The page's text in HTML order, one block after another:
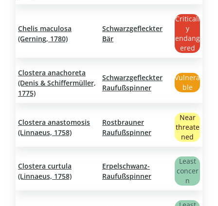
Chelis maculosa
(Gerning, 1780)
Schwarzgefleckter
Bär
Criticall
y
endang
ered
Clostera anachoreta
(Denis & Schiffermüller,
1775)
Schwarzgefleckter
Raufußspinner
Vulnera
ble
Clostera anastomosis
(Linnaeus, 1758)
Rostbrauner
Raufußspinner
Near
threate
ned
Clostera curtula
(Linnaeus, 1758)
Erpelschwanz-
Raufußspinner
Least
concer
n